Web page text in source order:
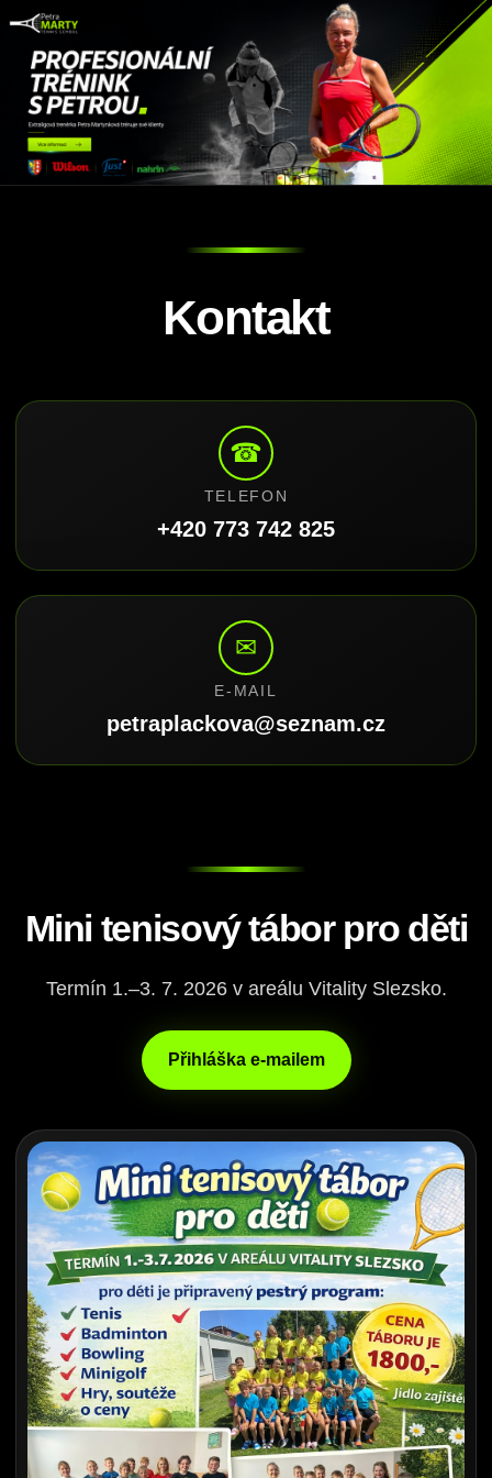
Kontakt
☎
TELEFON
+420 773 742 825
✉
E-MAIL
petraplackova@seznam.cz
Mini tenisový tábor pro děti
Termín 1.–3. 7. 2026 v areálu Vitality Slezsko.
Přihláška e-mailem